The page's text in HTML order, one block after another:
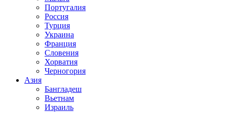
Португалия
Россия
Турция
Украина
Франция
Словения
Хорватия
Черногория
Азия
Бангладеш
Вьетнам
Израиль